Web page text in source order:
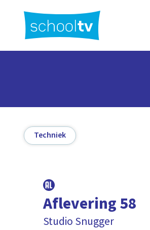
hoofdinhoud
Techniek
Aflevering 58
Studio Snugger